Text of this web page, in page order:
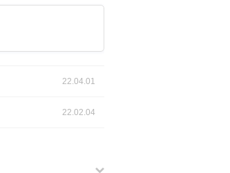
22.04.01
22.02.04